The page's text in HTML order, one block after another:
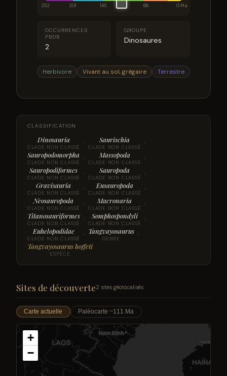
252
201 145 66 0 Ma
OCCURRENCES
PBDB
2
GROUPE
Dinosaures
Herbivore Vivant au sol, grégaire Terrestre
CLASSIFICATION
Dinosauria
CLADE NON CLASSÉ › Saurischia
CLADE NON CLASSÉ ›
Sauropodomorpha
CLADE NON CLASSÉ › Massopoda
CLADE NON CLASSÉ ›
Sauropodiformes
CLADE NON CLASSÉ › Sauropoda
CLADE NON CLASSÉ ›
Gravisauria
CLADE NON CLASSÉ › Eusauropoda
CLADE NON CLASSÉ ›
Neosauropoda
CLADE NON CLASSÉ › Macronaria
CLADE NON CLASSÉ ›
Titanosauriformes
CLADE NON CLASSÉ › Somphospondyli
CLADE NON CLASSÉ ›
Euhelopodidae
CLADE NON CLASSÉ › Tangvayosaurus
GENRE ›
Tangvayosaurus hoffeti
ESPÈCE
Sites de découverte2 sites géolocalisés
Carte actuelle Paléocarte ~111 Ma
+
−